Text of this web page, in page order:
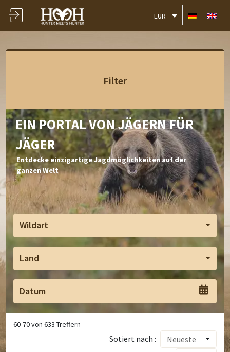
EUR
Filter
EIN PORTAL VON JÄGERN FÜR
JÄGER
Entdecke einzigartige Jagdmöglichkeiten auf der
ganzen Welt
Wildart
Land
60-70von633 Treffern
Sotiert nach :
Neueste